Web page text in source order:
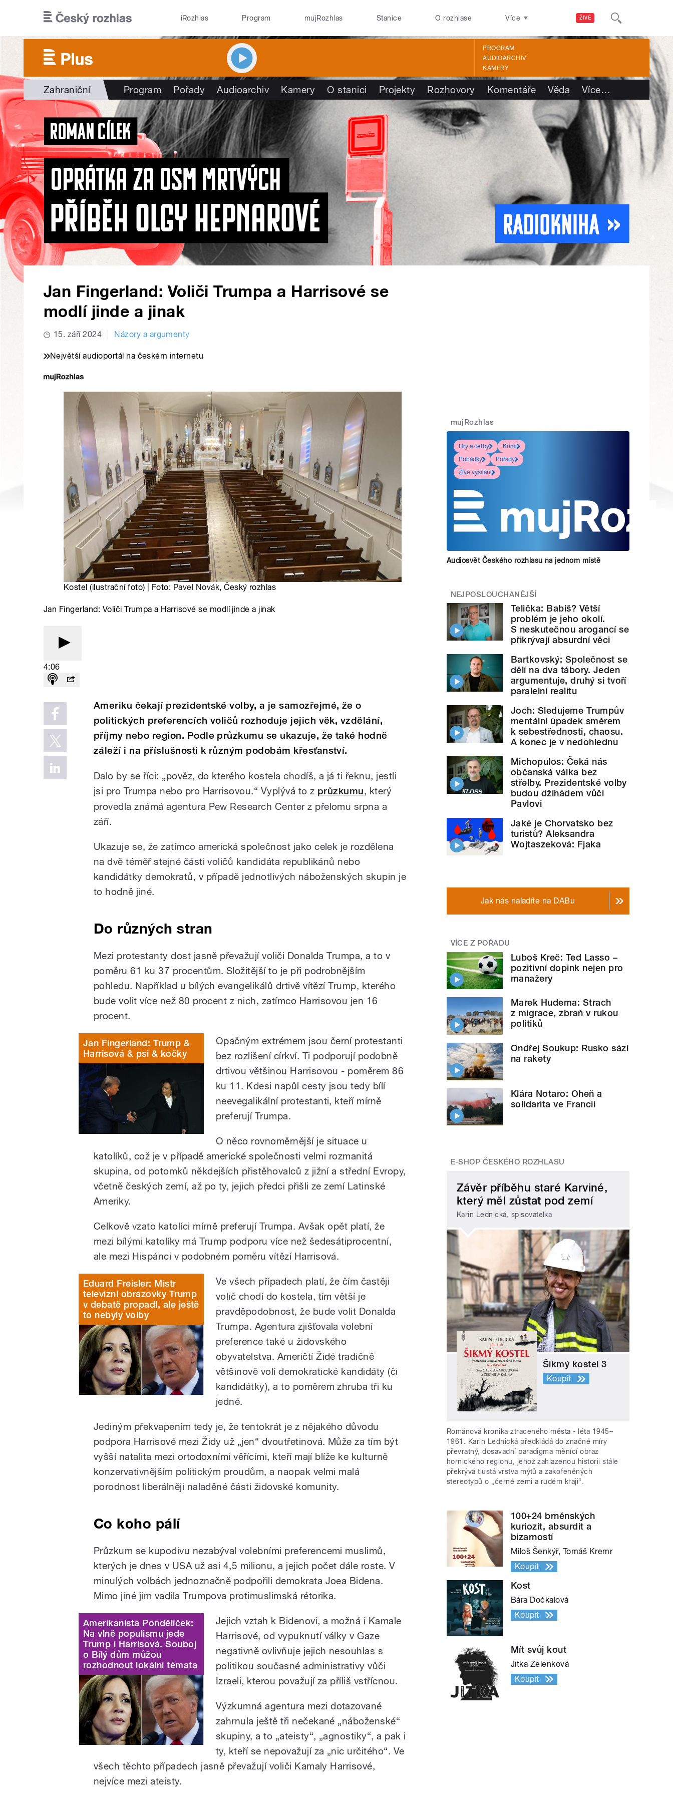
ŽIVĚ
iRozhlas Program mujRozhlas Stanice O rozhlase Více
PROGRAM
AUDIOARCHIV
KAMERY
Zahraniční Program Pořady Audioarchiv Kamery O stanici Projekty Rozhovory Komentáře Věda Více…
Jan Fingerland: Voliči Trumpa a Harrisové se
modlí jinde a jinak
15. září 2024 Názory a argumenty
Největší audioportál na českém internetu
Kostel (ilustrační foto) | Foto: Pavel Novák, Český rozhlas
Jan Fingerland: Voliči Trumpa a Harrisové se modlí jinde a jinak
4:06
Ameriku čekají prezidentské volby, a je samozřejmé, že o
politických preferencích voličů rozhoduje jejich věk, vzdělání,
příjmy nebo region. Podle průzkumu se ukazuje, že také hodně
záleží i na příslušnosti k různým podobám křesťanství.
Dalo by se říci: „pověz, do kterého kostela chodíš, a já ti řeknu, jestli
jsi pro Trumpa nebo pro Harrisovou.“ Vyplývá to z průzkumu, který
provedla známá agentura Pew Research Center z přelomu srpna a
září.
Ukazuje se, že zatímco americká společnost jako celek je rozdělena
na dvě téměř stejné části voličů kandidáta republikánů nebo
kandidátky demokratů, v případě jednotlivých náboženských skupin je
to hodně jiné.
Do různých stran
Mezi protestanty dost jasně převažují voliči Donalda Trumpa, a to v
poměru 61 ku 37 procentům. Složitější to je při podrobnějším
pohledu. Například u bílých evangelikálů drtivě vítězí Trump, kterého
bude volit více než 80 procent z nich, zatímco Harrisovou jen 16
procent.
Jan Fingerland: Trump &
Harrisová & psi & kočky
Opačným extrémem jsou černí protestanti
bez rozlišení církví. Ti podporují podobně
drtivou většinou Harrisovou - poměrem 86
ku 11. Kdesi napůl cesty jsou tedy bílí
neevegalikální protestanti, kteří mírně
preferují Trumpa.
O něco rovnoměrnější je situace u
katolíků, což je v případě americké společnosti velmi rozmanitá
skupina, od potomků někdejších přistěhovalců z jižní a střední Evropy,
včetně českých zemí, až po ty, jejich předci přišli ze zemí Latinské
Ameriky.
Celkově vzato katolíci mírně preferují Trumpa. Avšak opět platí, že
mezi bílými katolíky má Trump podporu více než šedesátiprocentní,
ale mezi Hispánci v podobném poměru vítězí Harrisová.
Eduard Freisler: Mistr
televizní obrazovky Trump
v debatě propadl, ale ještě
to nebyly volby
Ve všech případech platí, že čím častěji
volič chodí do kostela, tím větší je
pravděpodobnost, že bude volit Donalda
Trumpa. Agentura zjišťovala volební
preference také u židovského
obyvatelstva. Američtí Židé tradičně
většinově volí demokratické kandidáty (či
kandidátky), a to poměrem zhruba tři ku
jedné.
Jediným překvapením tedy je, že tentokrát je z nějakého důvodu
podpora Harrisové mezi Židy už „jen“ dvoutřetinová. Může za tím být
vyšší natalita mezi ortodoxními věřícími, kteří mají blíže ke kulturně
konzervativnějším politickým proudům, a naopak velmi malá
porodnost liberálněji naladěné části židovské komunity.
Co koho pálí
Průzkum se kupodivu nezabýval volebními preferencemi muslimů,
kterých je dnes v USA už asi 4,5 milionu, a jejich počet dále roste. V
minulých volbách jednoznačně podpořili demokrata Joea Bidena.
Mimo jiné jim vadila Trumpova protimuslimská rétorika.
Amerikanista Pondělíček:
Na vlně populismu jede
Trump i Harrisová. Souboj
o Bílý dům můžou
rozhodnout lokální témata
Jejich vztah k Bidenovi, a možná i Kamale
Harrisové, od vypuknutí války v Gaze
negativně ovlivňuje jejich nesouhlas s
politikou současné administrativy vůči
Izraeli, kterou považují za příliš vstřícnou.
Výzkumná agentura mezi dotazované
zahrnula ještě tři nečekané „náboženské“
skupiny, a to „ateisty“, „agnostiky“, a pak i
ty, kteří se nepovažují za „nic určitého“. Ve
všech těchto případech jasně převažují voliči Kamaly Harrisové,
nejvíce mezi ateisty.
mujRozhlas
Hry a četby
Krimi
Pohádky
Pořady
Živé vysílání
Audiosvět Českého rozhlasu na jednom místě
NEJPOSLOUCHANĚJŠÍ
Telička: Babiš? Větší
problém je jeho okolí.
S neskutečnou arogancí se
přikrývají absurdní věci
Bartkovský: Společnost se
dělí na dva tábory. Jeden
argumentuje, druhý si tvoří
paralelní realitu
Joch: Sledujeme Trumpův
mentální úpadek směrem
k sebestřednosti, chaosu.
A konec je v nedohlednu
Michopulos: Čeká nás
občanská válka bez
střelby. Prezidentské volby
budou džihádem vůči
Pavlovi
Jaké je Chorvatsko bez
turistů? Aleksandra
Wojtaszeková: Fjaka
Jak nás naladíte na DABu
VÍCE Z POŘADU
Luboš Kreč: Ted Lasso –
pozitivní dopink nejen pro
manažery
Marek Hudema: Strach
z migrace, zbraň v rukou
politiků
Ondřej Soukup: Rusko sází
na rakety
Klára Notaro: Oheň a
solidarita ve Francii
E-SHOP ČESKÉHO ROZHLASU
Závěr příběhu staré Karviné,
který měl zůstat pod zemí
Karin Lednická, spisovatelka
Šikmý kostel 3
Koupit
Románová kronika ztraceného města - léta 1945–
1961. Karin Lednická předkládá do značné míry
převratný, dosavadní paradigma měnící obraz
hornického regionu, jehož zahlazenou historii stále
překrývá tlustá vrstva mýtů a zakořeněných
stereotypů o „černé zemi a rudém kraji“.
100+24 brněnských
kuriozit, absurdit a
bizarností
Miloš Šenkýř, Tomáš Kremr
Koupit
Kost
Bára Dočkalová
Koupit
Mít svůj kout
Jitka Zelenková
Koupit